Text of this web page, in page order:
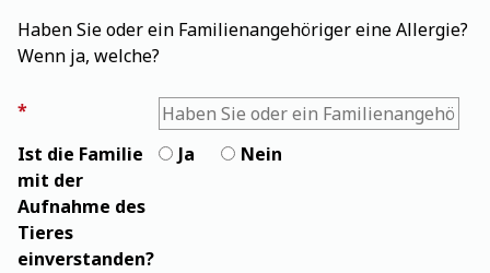
Haben Sie oder ein Familienangehöriger eine Allergie?
Wenn ja, welche?
Haben Sie oder ein Familienangehöriger eine
Ist die Familie
mit der
Aufnahme des
Tieres
einverstanden?
Ja Nein